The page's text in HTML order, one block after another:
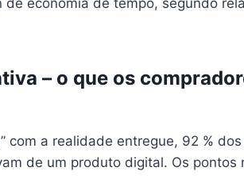
economia de tempo, segundo
– o que os
com a realidade entregue, 92 %
de um produto digital. Os pontos